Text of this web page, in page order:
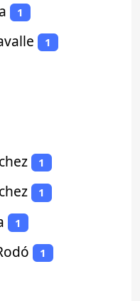
1
1
1
1
1
1